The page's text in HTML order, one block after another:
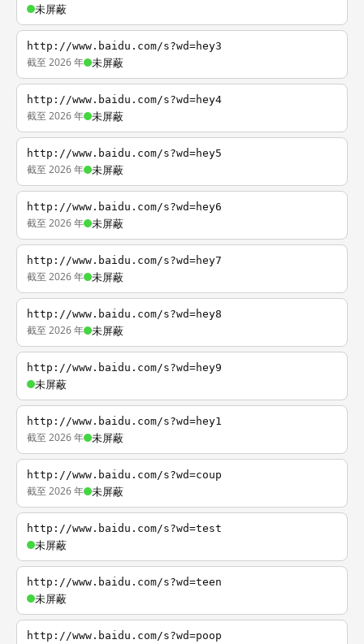
未屏蔽
http://www.baidu.com/s?wd=hey3
截至 2026 年 未屏蔽
http://www.baidu.com/s?wd=hey4
截至 2026 年 未屏蔽
http://www.baidu.com/s?wd=hey5
截至 2026 年 未屏蔽
http://www.baidu.com/s?wd=hey6
截至 2026 年 未屏蔽
http://www.baidu.com/s?wd=hey7
截至 2026 年 未屏蔽
http://www.baidu.com/s?wd=hey8
截至 2026 年 未屏蔽
http://www.baidu.com/s?wd=hey9
未屏蔽
http://www.baidu.com/s?wd=hey1
截至 2026 年 未屏蔽
http://www.baidu.com/s?wd=coup
截至 2026 年 未屏蔽
http://www.baidu.com/s?wd=test
未屏蔽
http://www.baidu.com/s?wd=teen
未屏蔽
http://www.baidu.com/s?wd=poop